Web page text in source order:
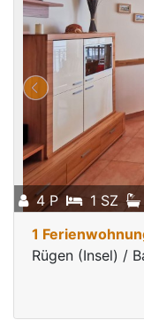
4 P 1 SZ
1
Rügen (Insel) /